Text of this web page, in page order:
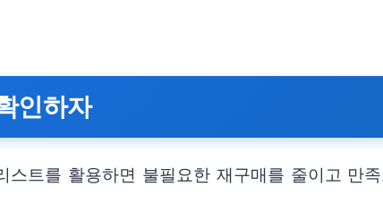
인하자
트를 활용하면 불필요한 재구매를 줄이고 만